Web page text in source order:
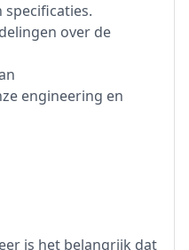
specificaties.
over de
engineering en
is het belangrijk dat